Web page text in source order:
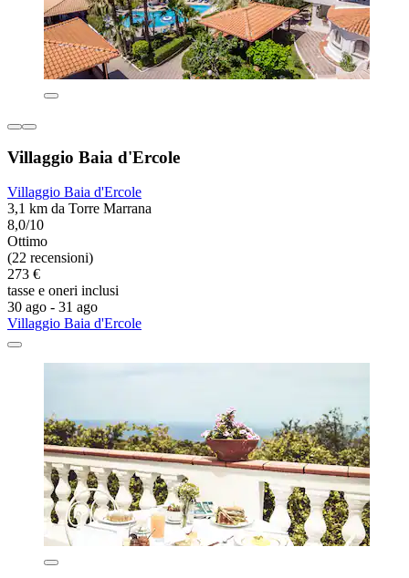
Villaggio Baia d'Ercole
Villaggio Baia d'Ercole
3,1 km da Torre Marrana
8,0/10
Ottimo
(22 recensioni)
273 €
tasse e oneri inclusi
30 ago - 31 ago
Villaggio Baia d'Ercole